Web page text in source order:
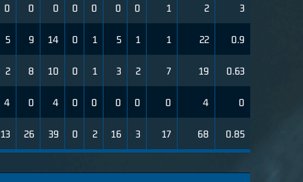
0 0 0 0 0 0 0 1 2 3
5 9 14 0 1 5 1 1 22 0.9
2 8 10 0 1 3 2 7 19 0.63
4 0 4 0 0 0 0 0 4 0
13 26 39 0 2 16 3 17 68 0.85